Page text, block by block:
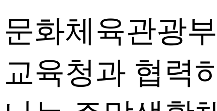
문화체육관광
교육청과 협력